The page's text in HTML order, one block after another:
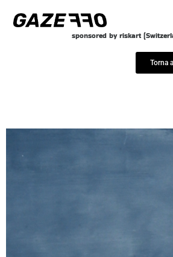
sponsored by riskart
Torna